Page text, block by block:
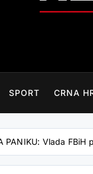
SPORT CRNA
PANIKU: Vlada